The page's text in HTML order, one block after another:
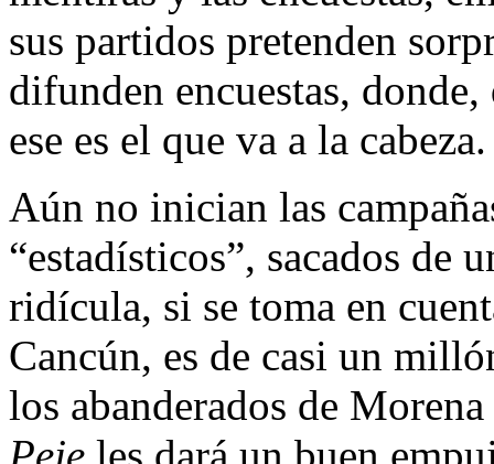
sus partidos pretenden
difunden encuestas,
ese es el que va a la cabeza.
Aún no inician las
“estadísticos”, sacados de
ridícula, si se toma en
Cancún, es de casi un
los abanderados de
Peje les dará un buen